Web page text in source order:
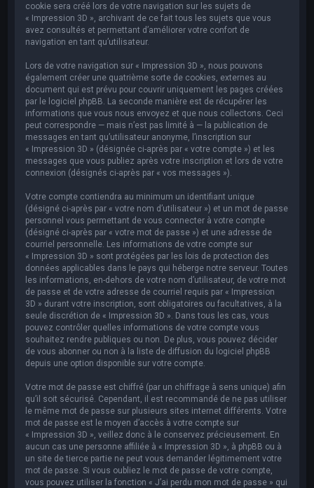
cookie sera créé lors de votre navigation sur les sujets de
« Impression 3D », archivant de ce fait tous les sujets que vous
avez consultés et permettant d’améliorer votre confort de
navigation en tant qu’utilisateur.
Lors de votre navigation sur « Impression 3D », nous pouvons
également créer une quatrième sorte de cookies, externes au
document qui est prévu pour couvrir uniquement les pages créées
par le logiciel phpBB. La seconde manière est de récupérer les
informations que vous nous envoyez et que nous collectons. Ceci
peut correspondre — mais n’est pas limité à — la publication de
messages en tant qu’utilisateur anonyme, l’inscription sur
« Impression 3D » (désignée ci-après par « votre compte ») et les
messages que vous publiez après votre inscription et lors de votre
connexion (désignés ci-après par « vos messages »).
Votre compte contiendra au minimum un identifiant unique
(désigné ci-après par « votre nom d’utilisateur ») et un mot de passe
personnel vous permettant de vous connecter à votre compte
(désigné ci-après par « votre mot de passe ») et une adresse de
courriel personnelle. Les informations de votre compte sur
« Impression 3D » sont protégées par les lois de protection des
données applicables dans le pays qui héberge notre serveur. Toutes
les informations, en-dehors de votre nom d’utilisateur, de votre mot
de passe et de votre adresse de courriel requis par « Impression
3D » durant votre inscription, sont obligatoires ou facultatives, à la
seule discrétion de « Impression 3D ». Dans tous les cas, vous
pouvez contrôler quelles informations de votre compte vous
souhaitez rendre publiques ou non. De plus, vous pouvez décider
de vous abonner ou non à la liste de diffusion du logiciel phpBB
depuis une option disponible sur votre compte.
Votre mot de passe est chiffré (par un chiffrage à sens unique) afin
qu’il soit sécurisé. Cependant, il est recommandé de ne pas utiliser
le même mot de passe sur plusieurs sites internet différents. Votre
mot de passe est le moyen d’accès à votre compte sur
« Impression 3D », veillez donc à le conservez précieusement. En
aucun cas une personne affiliée à « Impression 3D », à phpBB ou à
un site de tierce partie ne peut vous demander légitimement votre
mot de passe. Si vous oubliez le mot de passe de votre compte,
vous pouvez utiliser la fonction « J’ai perdu mon mot de passe » qui